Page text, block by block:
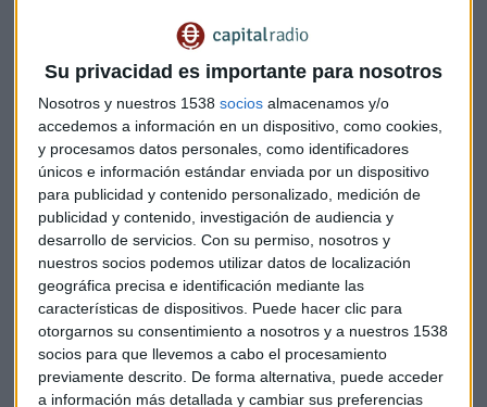
Su privacidad es importante para nosotros
Nosotros y nuestros 1538 socios almacenamos y/o
accedemos a información en un dispositivo, como cookies,
y procesamos datos personales, como identificadores
únicos e información estándar enviada por un dispositivo
para publicidad y contenido personalizado, medición de
publicidad y contenido, investigación de audiencia y
desarrollo de servicios. Con su permiso, nosotros y
nuestros socios podemos utilizar datos de localización
geográfica precisa e identificación mediante las
características de dispositivos. Puede hacer clic para
otorgarnos su consentimiento a nosotros y a nuestros 1538
socios para que llevemos a cabo el procesamiento
previamente descrito. De forma alternativa, puede acceder
a información más detallada y cambiar sus preferencias
TURISMO
Cómo el ocio se ha convertido en un destino en sí
mismo